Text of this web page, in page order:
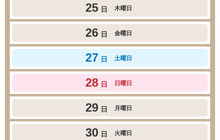
25 日 木曜日
26 日 金曜日
27 日 土曜日
28 日 日曜日
29 日 月曜日
30 日 火曜日